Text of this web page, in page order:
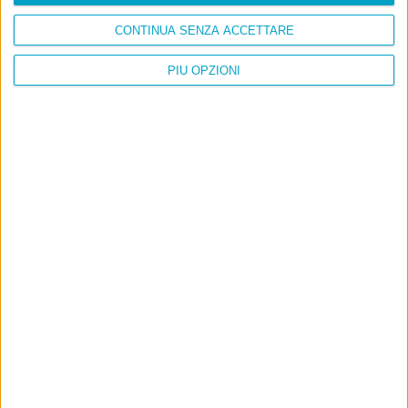
PIÙ OPZIONI
CONTINUA SENZA ACCETTARE